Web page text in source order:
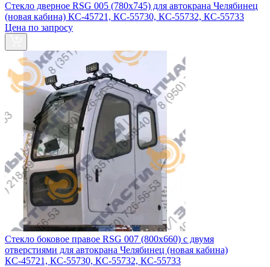
Стекло дверное RSG 005 (780х745) для автокрана Челябинец
(новая кабина) КС-45721, КС-55730, КС-55732, КС-55733
Цена по запросу
Стекло боковое правое RSG 007 (800х660) с двумя
отверстиями для автокрана Челябинец (новая кабина)
КС-45721, КС-55730, КС-55732, КС-55733